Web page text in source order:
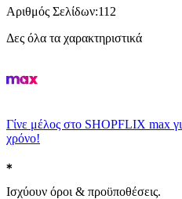
Αριθμός Σελίδων:112
Δες όλα τα χαρακτηριστικά
Γίνε μέλος στο SHOPFLIX max
χρόνο!
Ισχύουν όροι & προϋποθέσεις.